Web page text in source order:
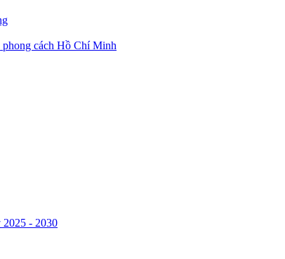
cách Hồ Chí Minh
- 2030